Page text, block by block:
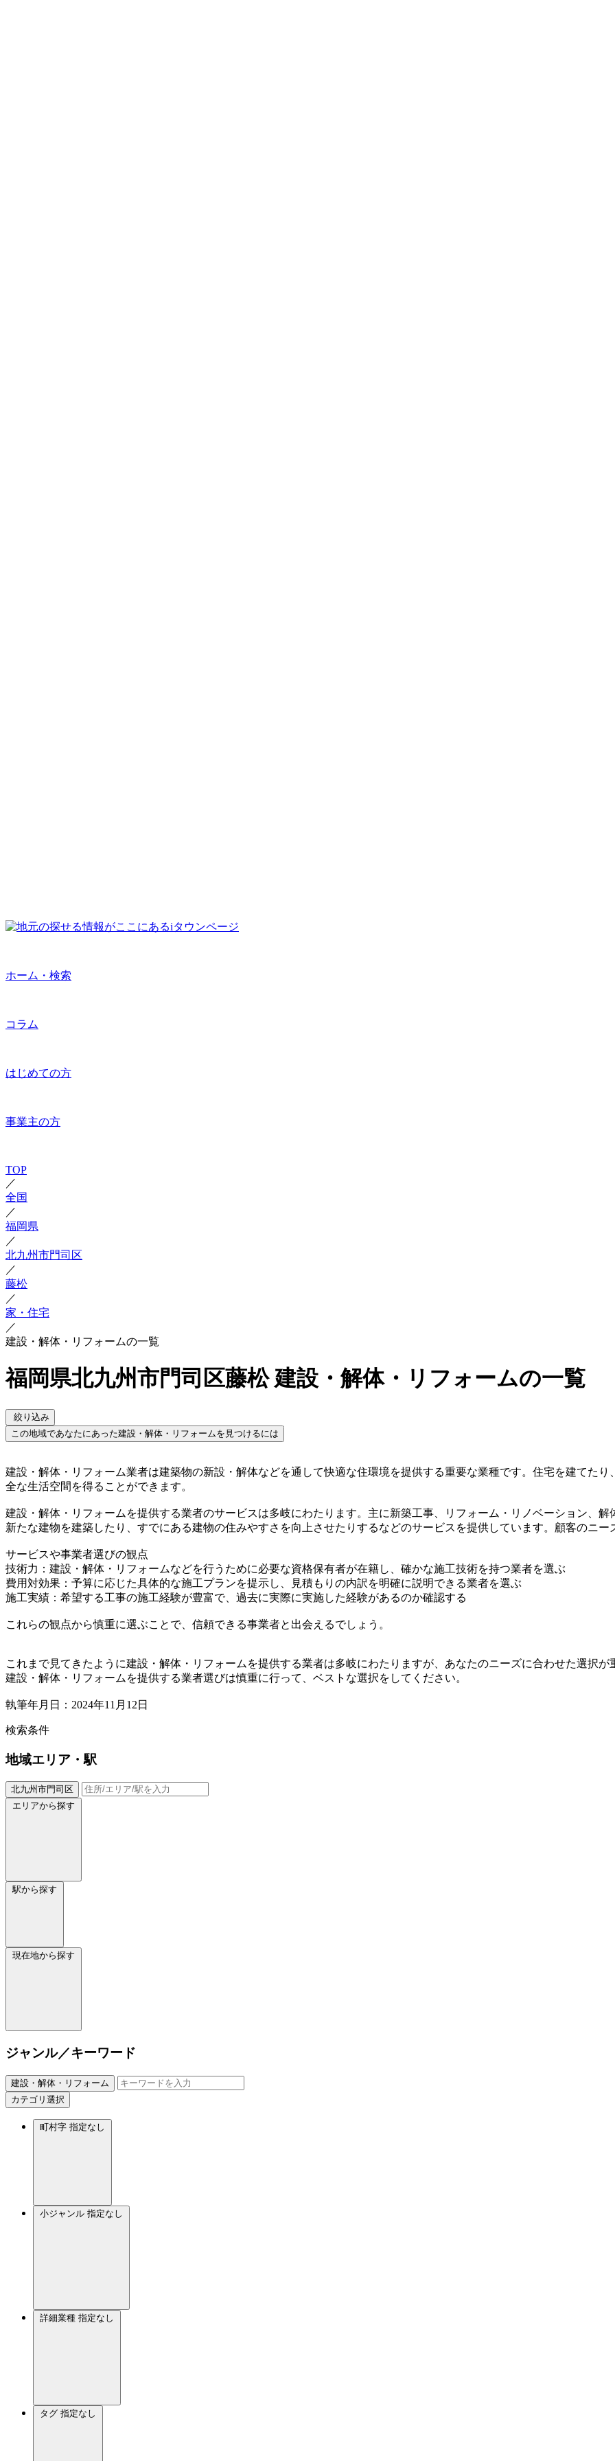
ホーム・検索
コラム
はじめての方
事業主の方
TOP
／
全国
／
福岡県
／
北九州市門司区
／
藤松
／
家・住宅
／
建設・解体・リフォームの一覧
福岡県北九州市門司区藤松 建設・解体・リフォームの一覧
絞り込み
この地域であなたにあった建設・解体・リフォームを見つけるには
建設・解体・リフォーム業者は建築物の新設・解体などを通して快適な住環境を提供する重要な業種です。住宅を建てた
全な生活空間を得ることができます。
建設・解体・リフォームを提供する業者のサービスは多岐にわたります。主に新築工事、リフォーム・リノベーション、
新たな建物を建築したり、すでにある建物の住みやすさを向上させたりするなどのサービスを提供しています。顧客のニー
サービスや事業者選びの観点
技術力：建設・解体・リフォームなどを行うために必要な資格保有者が在籍し、確かな施工技術を持つ業者を選ぶ
費用対効果：予算に応じた具体的な施工プランを提示し、見積もりの内訳を明確に説明できる業者を選ぶ
施工実績：希望する工事の施工経験が豊富で、過去に実際に実施した経験があるのか確認する
これらの観点から慎重に選ぶことで、信頼できる事業者と出会えるでしょう。
これまで見てきたように建設・解体・リフォームを提供する業者は多岐にわたりますが、あなたのニーズに合わせた選択が
建設・解体・リフォームを提供する業者選びは慎重に行って、ベストな選択をしてください。
執筆年月日：2024年11月12日
検索条件
地域エリア・駅
北九州市門司区
エリアから探す
駅から探す
現在地から探す
ジャンル／キーワード
建設・解体・リフォーム
カテゴリ選択
町村字 指定なし
小ジャンル 指定なし
詳細業種 指定なし
タグ 指定なし